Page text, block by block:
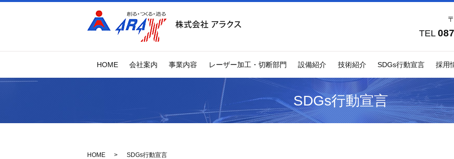
TEL
HOME 会社案内 事業内容 レーザー加工・切断部門 設備紹介 技術紹介 SDGs行動宣言 採用
SDGs行動宣言
HOME SDGs行動宣言